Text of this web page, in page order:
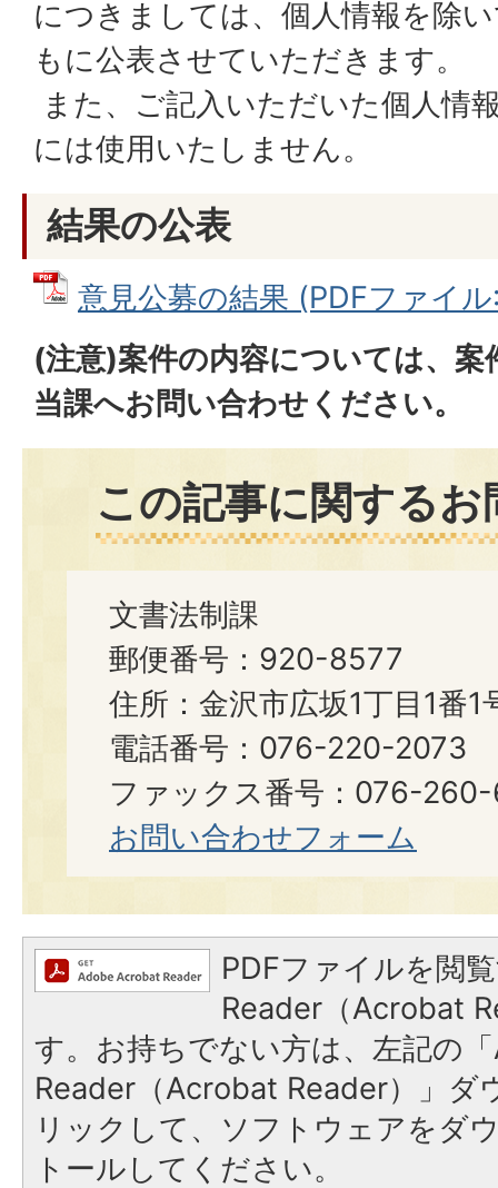
につきましては、個人情報を除
もに公表させていただきます。
また、ご記入いただいた個人情
には使用いたしません。
結果の公表
意見公募の結果 (PDFファイ
(注意)案件の内容については、案
当課へお問い合わせください。
この記事に関する
文書法制課
郵便番号：920-8577
住所：金沢市広坂1丁目1番1
電話番号：076-220-2073
ファックス番号：076-
お問い合わせフォーム
PDFファイルを閲
Reader（Acrobat
す。お持ちでない方は、左記の
Reader（Acrobat Reader）」ダ
リックして、ソフトウェアをダ
トールしてください。